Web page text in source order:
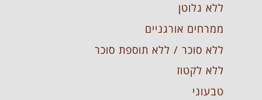
ללא גלוטן
ממרחים אורגניים
ללא סוכר / ללא תוספת סוכר
ללא לקטוז
טבעוני